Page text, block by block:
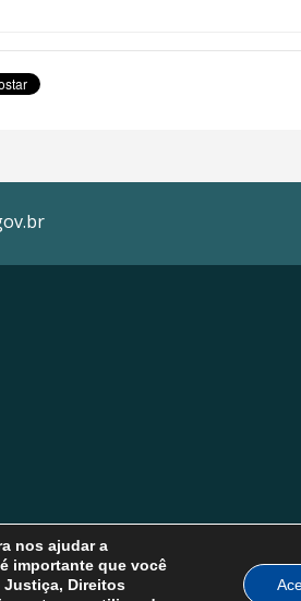
nos ajudar a
importante que você
Justiça, Direitos